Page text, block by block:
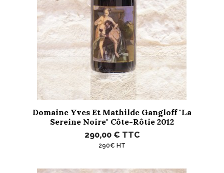
Domaine Yves Et Mathilde Gangloff "La
Sereine Noire" Côte-Rôtie 2012
290,00 € TTC
290€ HT